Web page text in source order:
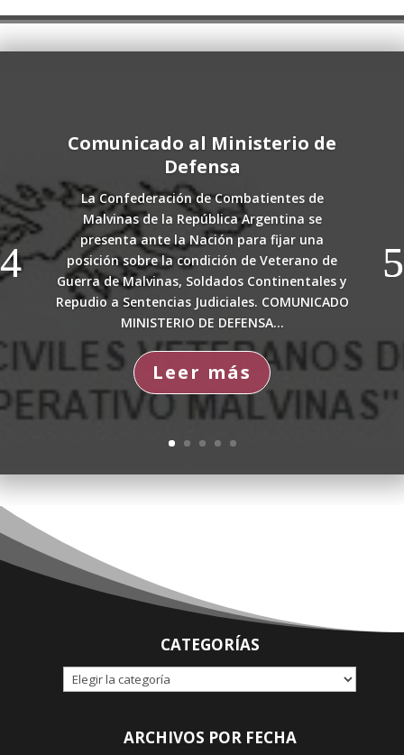
Comunicado al Ministerio de
Defensa
La Confederación de Combatientes de
Malvinas de la República Argentina se
presenta ante la Nación para fijar una
posición sobre la condición de Veterano de
Guerra de Malvinas, Soldados Continentales y
Repudio a Sentencias Judiciales. COMUNICADO
MINISTERIO DE DEFENSA...
Leer más
CATEGORÍAS
CATEGORÍAS
ARCHIVOS POR FECHA